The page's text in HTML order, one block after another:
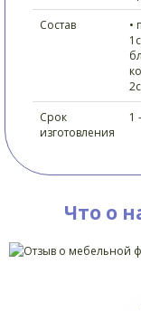
Состав
•
Срок
изготовления
1
Что о